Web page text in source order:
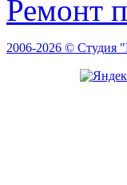
Ремонт
2006-2026 © Студия